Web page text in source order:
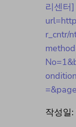
리센터
r_cntr/
작성